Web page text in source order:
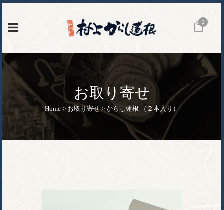
0
お取り寄せ
Home> お取り寄せ> からし蓮根 （２本入り）